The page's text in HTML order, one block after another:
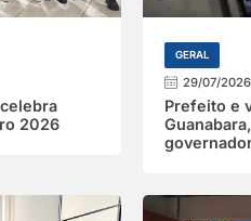
2026
GERAL
29/07/2026
Prefeito e